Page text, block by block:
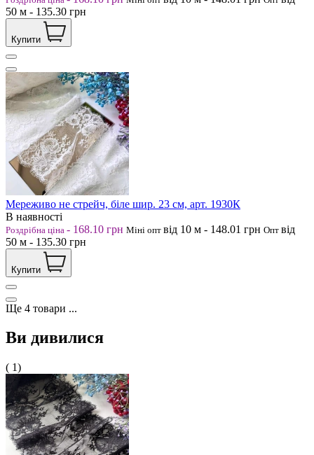
50 м - 135.30 грн
Купити
Мереживо не стрейч, біле шир. 23 см, арт. 1930К
В наявності
Роздрібна ціна - 168.10 грн Міні опт від 10 м - 148.01 грн Опт від
50 м - 135.30 грн
Купити
Ще 4 товари ...
Ви дивилися
( 1)